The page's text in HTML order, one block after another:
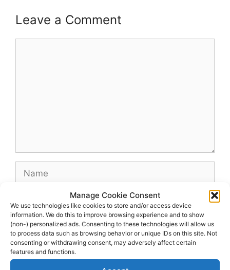
Manage Cookie Consent
We use technologies like cookies to store and/or access device
information. We do this to improve browsing experience and to show
(non-) personalized ads. Consenting to these technologies will allow us
to process data such as browsing behavior or unique IDs on this site. Not
consenting or withdrawing consent, may adversely affect certain
features and functions.
Leave a Comment
Name
Website